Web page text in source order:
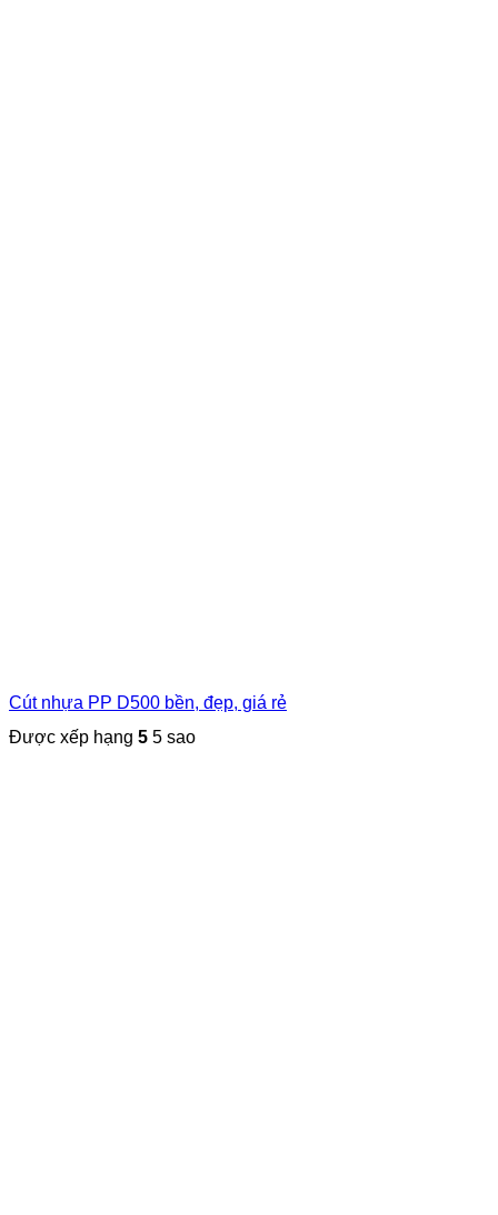
Cút nhựa PP D500 bền, đẹp, giá rẻ
Được xếp hạng 5 5 sao